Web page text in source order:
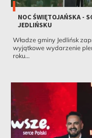
NOC ŚWIĘTOJAŃSKA -
JEDLIŃSKU
Władze gminy Jedlińsk
wyjątkowe wydarzenie
roku...